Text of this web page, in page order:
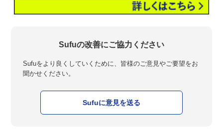
Sufuの改善にご協力ください
Sufuをより良くしていくために、皆様のご意見やご要望をお
聞かせください。
Sufuに意見を送る